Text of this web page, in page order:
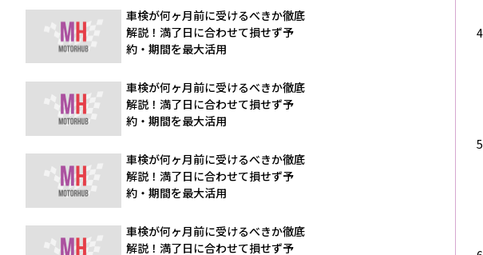
車検が何ヶ月前に受けるべきか徹底
解説！満了日に合わせて損せず予
約・期間を最大活用
車検が何ヶ月前に受けるべきか徹底
解説！満了日に合わせて損せず予
約・期間を最大活用
車検が何ヶ月前に受けるべきか徹底
解説！満了日に合わせて損せず予
約・期間を最大活用
車検が何ヶ月前に受けるべきか徹底
解説！満了日に合わせて損せず予